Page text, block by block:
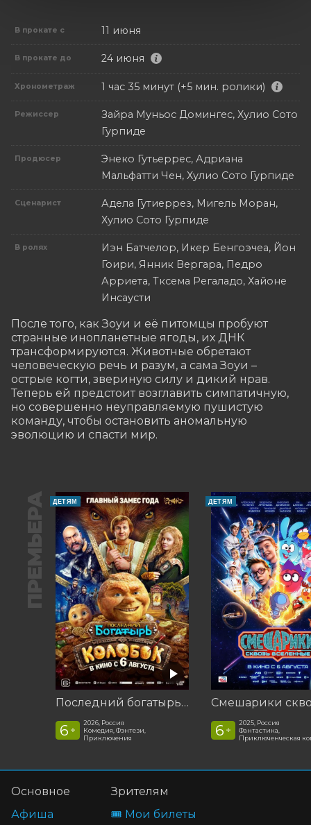
В прокате с 11 июня
В прокате до 24 июня
Хронометраж 1 час 35 минут (+5 мин. ролики)
Режиссер
Зайра Муньос Домингес, Хулио Сото
Гурпиде
Продюсер
Энеко Гутьеррес, Адриана
Мальфатти Чен, Хулио Сото Гурпиде
Сценарист
Адела Гутиеррез, Мигель Моран,
Хулио Сото Гурпиде
В ролях
Иэн Батчелор, Икер Бенгоэчеа, Йон
Гоири, Янник Вергара, Педро
Арриета, Тксема Регаладо, Хайоне
Инсаусти
После того, как Зоуи и её питомцы пробуют
странные инопланетные ягоды, их ДНК
трансформируются. Животные обретают
человеческую речь и разум, а сама Зоуи –
острые когти, звериную силу и дикий нрав.
Теперь ей предстоит возглавить симпатичную,
но совершенно неуправляемую пушистую
команду, чтобы остановить аномальную
эволюцию и спасти мир.
ПРЕМЬЕРА ДЕТЯМ
Последний богатырь. Колобок
6 +
2026, Россия
Комедия, Фэнтези,
Приключения
ДЕТЯМ
6 +
2025, Россия
Фантастика,
Приключенческая
Основное
Афиша
Зрителям
🎟️ Мои билеты